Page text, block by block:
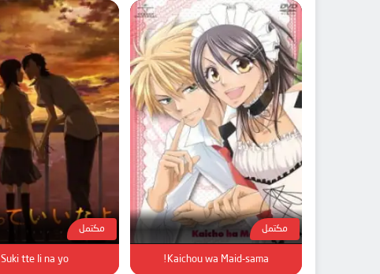
مكتمل
Kaichou wa Maid-sama!
مكتمل
Suki tte Ii na yo.